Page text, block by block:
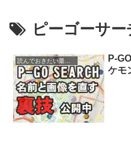
ピーゴーサー
読んでおきたい最新情報
P-
ケモ